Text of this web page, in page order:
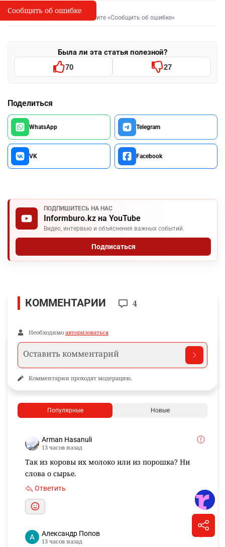
I
Сообщить об опечатке
Выделите фрагмент и нажмите «Сообщить об ошибке»
Была ли эта статья полезной?
70 27
Поделиться
WhatsApp Telegram
VK Facebook
ПОДПИШИТЕСЬ НА НАС
Informburo.kz на YouTube
Видео, интервью и объяснения важных событий.
Подписаться
Сообщить об ошибке
КОММЕНТАРИИ 4
Необходимо авторизоваться
Комментарии проходят модерацию.
Популярные Новые
Arman Hasanuli
13 часов назад
Так из коровы их молоко или из порошка? Ни
слова о сырье.
Ответить
Александр Попов
13 часов назад